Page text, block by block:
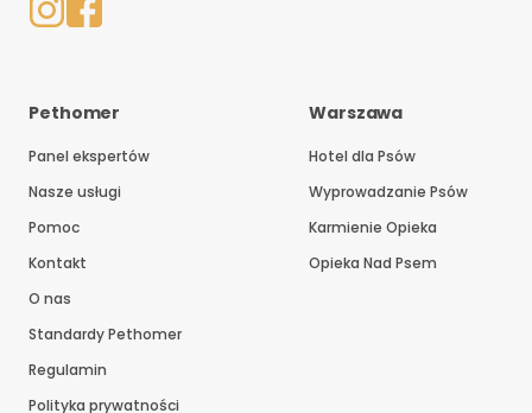
Pethomer
Panel ekspertów
Nasze usługi
Pomoc
Kontakt
O nas
Standardy Pethomer
Regulamin
Polityka prywatności
Warszawa
Hotel dla Psów
Wyprowadzanie Psów
Karmienie Opieka
Opieka Nad Psem